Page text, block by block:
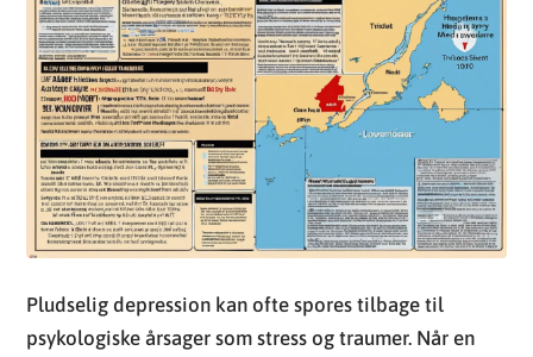
Pludselig depression kan ofte spores tilbage til
psykologiske årsager som stress og traumer. Når en